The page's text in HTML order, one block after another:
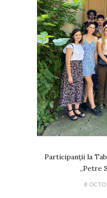
Participanții la
„Petre
8